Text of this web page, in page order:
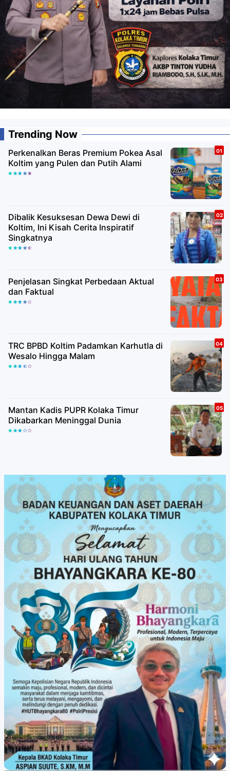
Trending Now
Perkenalkan Beras Premium Pokea Asal
Koltim yang Pulen dan Putih Alami
Dibalik Kesuksesan Dewa Dewi di
Koltim, Ini Kisah Cerita Inspiratif
Singkatnya
Penjelasan Singkat Perbedaan Aktual
dan Faktual
TRC BPBD Koltim Padamkan Karhutla di
Wesalo Hingga Malam
Mantan Kadis PUPR Kolaka Timur
Dikabarkan Meninggal Dunia